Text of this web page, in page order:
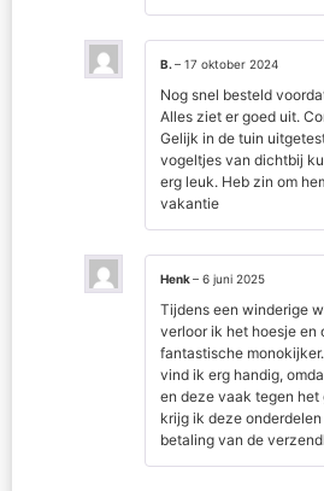
Henk– 6 juni 2025
Tijdens een winderige
verloor ik het hoesje en
fantastische
vind ik erg handig,
en deze vaak tegen het
krijg ik deze
betaling van de
B. – 17 oktober 2024
Nog snel besteld
Alles ziet er goed uit.
Gelijk in de tuin
vogeltjes van dichtbij
erg leuk. Heb zin om
vakantie